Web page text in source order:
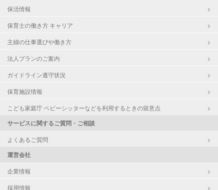
保活情報
保育士の働き方 キャリア
主婦の仕事選びや働き方
法人プランのご案内
ガイドライン遵守状況
保育施設情報
こども家庭庁 ベビーシッターなどを利用するときの留意点
サービスに関するご質問・ご相談
よくあるご質問
運営会社
企業情報
採用情報